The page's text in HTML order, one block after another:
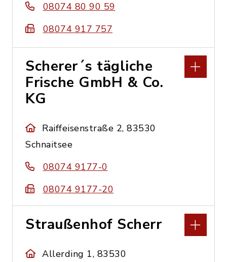
08074 80 90 59
08074 917 757
Scherer´s tägliche
Frische GmbH & Co.
KG
Raiffeisenstraße 2, 83530
Schnaitsee
08074 9177-0
08074 9177-20
Straußenhof Scherr
Allerding 1, 83530